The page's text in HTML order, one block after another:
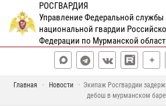
РОСГВАРДИЯ
Управление Федеральной службы
национальной гвардии
Федерации по Мурманской
Главная Новости
Экипаж Росгвардии
дебош в мурманском баре